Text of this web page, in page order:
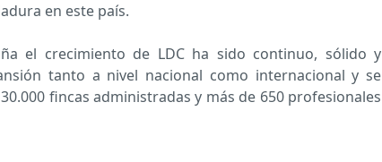
en este país.
el crecimiento de LDC ha sido continuo, sólido y
tanto a nivel nacional como internacional y se
fincas administradas y más de 650 profesionales